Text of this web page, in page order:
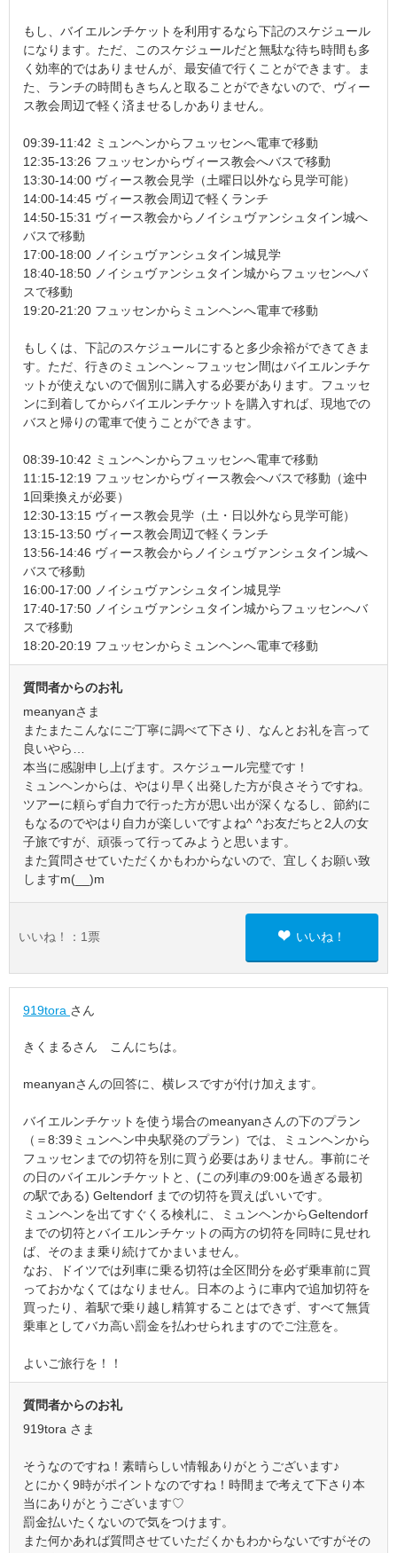
もし、バイエルンチケットを利用するなら下記のスケジュール
になります。ただ、このスケジュールだと無駄な待ち時間も多
く効率的ではありませんが、最安値で行くことができます。ま
た、ランチの時間もきちんと取ることができないので、ヴィー
ス教会周辺で軽く済ませるしかありません。
09:39-11:42 ミュンヘンからフュッセンへ電車で移動
12:35-13:26 フュッセンからヴィース教会へバスで移動
13:30-14:00 ヴィース教会見学（土曜日以外なら見学可能）
14:00-14:45 ヴィース教会周辺で軽くランチ
14:50-15:31 ヴィース教会からノイシュヴァンシュタイン城へ
バスで移動
17:00-18:00 ノイシュヴァンシュタイン城見学
18:40-18:50 ノイシュヴァンシュタイン城からフュッセンへバ
スで移動
19:20-21:20 フュッセンからミュンヘンへ電車で移動
もしくは、下記のスケジュールにすると多少余裕ができてきま
す。ただ、行きのミュンヘン～フュッセン間はバイエルンチケ
ットが使えないので個別に購入する必要があります。フュッセ
ンに到着してからバイエルンチケットを購入すれば、現地での
バスと帰りの電車で使うことができます。
08:39-10:42 ミュンヘンからフュッセンへ電車で移動
11:15-12:19 フュッセンからヴィース教会へバスで移動（途中
1回乗換えが必要）
12:30-13:15 ヴィース教会見学（土・日以外なら見学可能）
13:15-13:50 ヴィース教会周辺で軽くランチ
13:56-14:46 ヴィース教会からノイシュヴァンシュタイン城へ
バスで移動
16:00-17:00 ノイシュヴァンシュタイン城見学
17:40-17:50 ノイシュヴァンシュタイン城からフュッセンへバ
スで移動
18:20-20:19 フュッセンからミュンヘンへ電車で移動
質問者からのお礼
meanyanさま
またまたこんなにご丁寧に調べて下さり、なんとお礼を言って
良いやら…
本当に感謝申し上げます。スケジュール完璧です！
ミュンヘンからは、やはり早く出発した方が良さそうですね。
ツアーに頼らず自力で行った方が思い出が深くなるし、節約に
もなるのでやはり自力が楽しいですよね^ ^お友だちと2人の女
子旅ですが、頑張って行ってみようと思います。
また質問させていただくかもわからないので、宜しくお願い致
しますm(__)m
いいね！： 1 票 いいね！
919tora さん
きくまるさん こんにちは。
meanyanさんの回答に、横レスですが付け加えます。
バイエルンチケットを使う場合のmeanyanさんの下のプラン
（＝8:39ミュンヘン中央駅発のプラン）では、ミュンヘンから
フュッセンまでの切符を別に買う必要はありません。事前にそ
の日のバイエルンチケットと、(この列車の9:00を過ぎる最初
の駅である) Geltendorf までの切符を買えばいいです。
ミュンヘンを出てすぐくる検札に、ミュンヘンからGeltendorf
までの切符とバイエルンチケットの両方の切符を同時に見せれ
ば、そのまま乗り続けてかまいません。
なお、ドイツでは列車に乗る切符は全区間分を必ず乗車前に買
っておかなくてはなりません。日本のように車内で追加切符を
買ったり、着駅で乗り越し精算することはできず、すべて無賃
乗車としてバカ高い罰金を払わせられますのでご注意を。
よいご旅行を！！
質問者からのお礼
919tora さま
そうなのですね！素晴らしい情報ありがとうございます♪
とにかく9時がポイントなのですね！時間まで考えて下さり本
当にありがとうございます♡
罰金払いたくないので気をつけます。
また何かあれば質問させていただくかもわからないですがその